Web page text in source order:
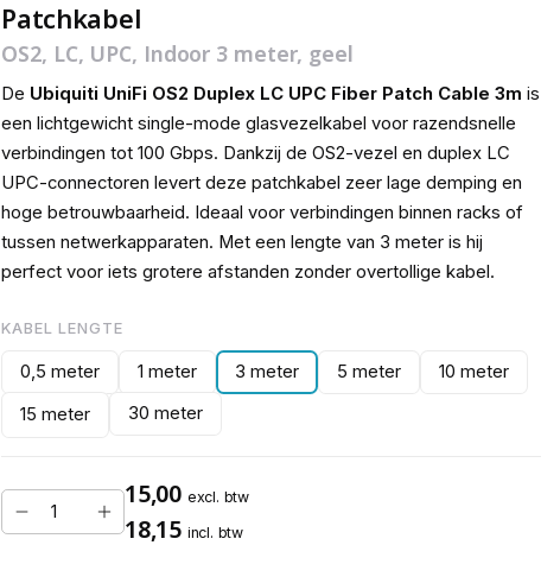
Patchkabel
OS2, LC, UPC, Indoor 3 meter, geel
De Ubiquiti UniFi OS2 Duplex LC UPC Fiber Patch Cable 3m is
een lichtgewicht single-mode glasvezelkabel voor razendsnelle
verbindingen tot 100 Gbps. Dankzij de OS2-vezel en duplex LC
UPC-connectoren levert deze patchkabel zeer lage demping en
hoge betrouwbaarheid. Ideaal voor verbindingen binnen racks of
tussen netwerkapparaten. Met een lengte van 3 meter is hij
perfect voor iets grotere afstanden zonder overtollige kabel.
KABEL LENGTE
0,5 meter 1 meter 3 meter 5 meter
10 meter
15 meter
30 meter
15,00 excl. btw
18,15 incl. btw